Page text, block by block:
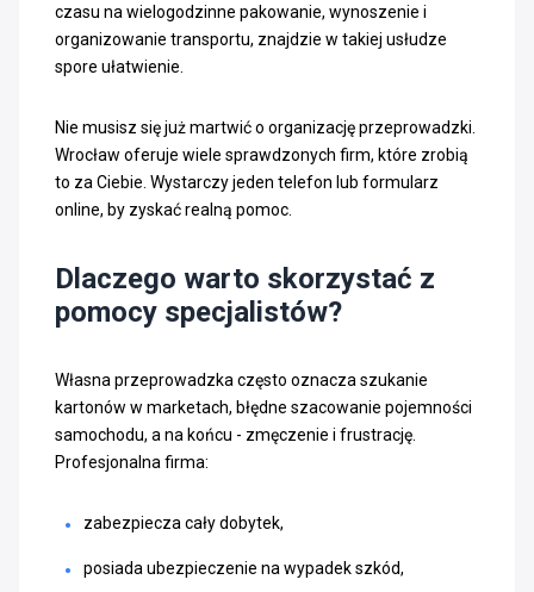
czasu na wielogodzinne pakowanie, wynoszenie i
organizowanie transportu, znajdzie w takiej usłudze
spore ułatwienie.
Nie musisz się już martwić o organizację przeprowadzki.
Wrocław oferuje wiele sprawdzonych firm, które zrobią
to za Ciebie. Wystarczy jeden telefon lub formularz
online, by zyskać realną pomoc.
Dlaczego warto skorzystać z
pomocy specjalistów?
Własna przeprowadzka często oznacza szukanie
kartonów w marketach, błędne szacowanie pojemności
samochodu, a na końcu - zmęczenie i frustrację.
Profesjonalna firma:
zabezpiecza cały dobytek,
posiada ubezpieczenie na wypadek szkód,